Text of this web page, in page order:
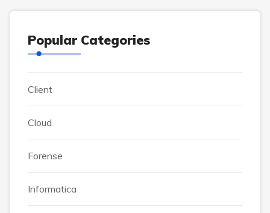
Popular Categories
Client
Cloud
Forense
Informatica